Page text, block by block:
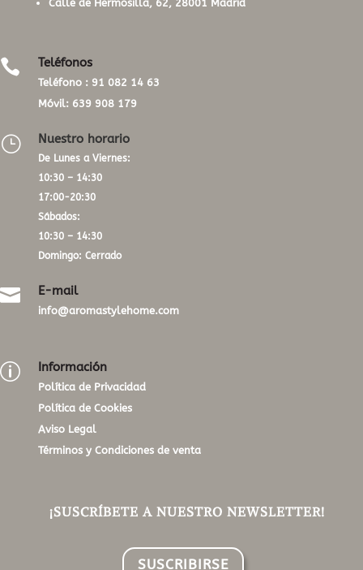
Calle de Hermosilla, 62, 28001 Madrid
 Teléfonos
Teléfono : 91 082 14 63
Móvil: 639 908 179
} Nuestro horario
De Lunes a Viernes:
10:30 – 14:30
17:00-20:30
Sábados:
10:30 – 14:30
Domingo: Cerrado
 E-mail
info@aromastylehome.com
p Información
Política de Privacidad
Política de Cookies
Aviso Legal
Términos y Condiciones de venta
¡SUSCRÍBETE A NUESTRO NEWSLETTER!
SUSCRIBIRSE